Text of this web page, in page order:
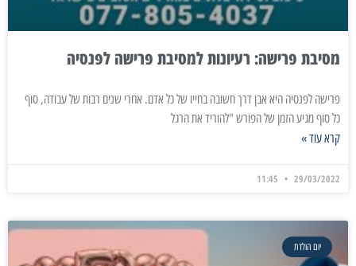
מסיבת פרישה: רעיונות למסיבת פרישה לפנסיה
פרישה לפנסיה היא אבן דרך חשובה בחייו של כל אדם. אחרי שנים רבות של עבודה, סוף
כל סוף מגיע הזמן של הפורש "להוריד את הרגל
קרא עוד »
29/03/2022
יום הולדת